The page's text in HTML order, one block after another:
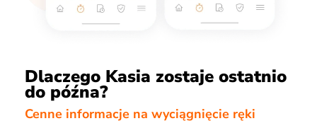
Dlaczego Kasia zostaje ostatnio
do późna?
Cenne informacje na wyciągnięcie ręki